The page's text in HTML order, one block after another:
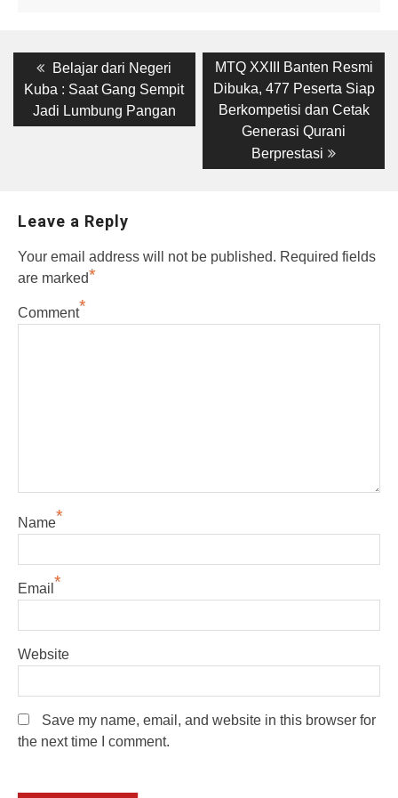
Post
navigation
Previous
post:
Belajar dari Negeri
Kuba : Saat Gang Sempit
Jadi Lumbung Pangan
Next
post:
MTQ XXIII Banten Resmi
Dibuka, 477 Peserta Siap
Berkompetisi dan Cetak
Generasi Qurani
Berprestasi
Leave a Reply
Your email address will not be published. Required fields
are marked*
Comment*
Name*
Email *
Website
Save my name, email, and website in this browser for
the next time I comment.